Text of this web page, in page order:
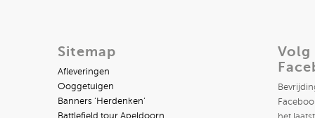
Sitemap
Afleveringen
Ooggetuigen
Banners ‘Herdenken’
Volg